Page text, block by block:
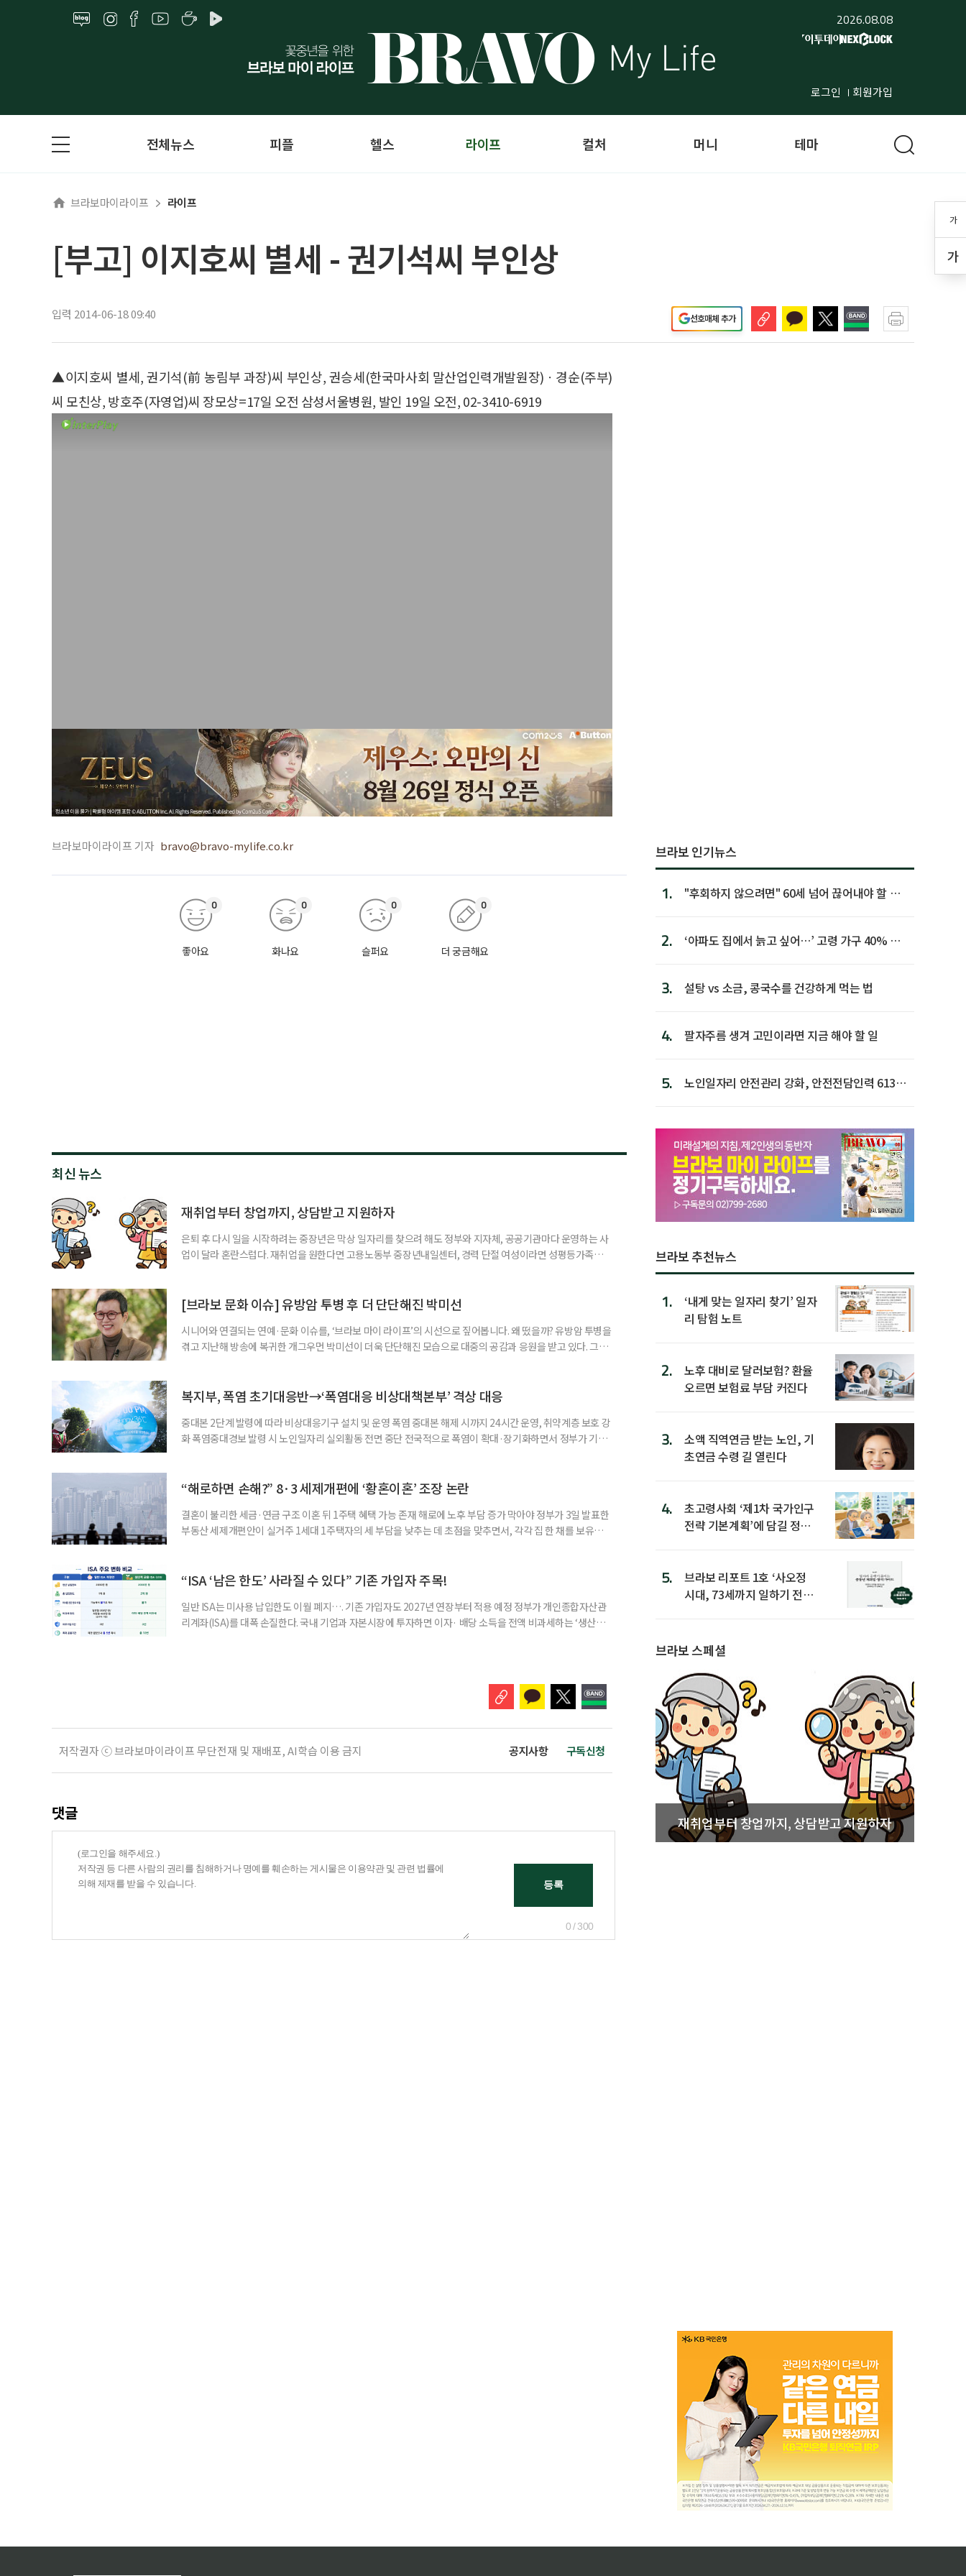
2026.08.08
로그인 회원가입
가
가
전체뉴스 피플 헬스 라이프 컬처 머니 테마
브라보마이라이프 라이프
[부고] 이지호씨 별세 - 권기석씨 부인상
입력 2014-06-18 09:40 선호매체 추가
▲이지호씨 별세, 권기석(前 농림부 과장)씨 부인상, 권승세(한국마사회 말산업인력개발원장)ㆍ경순(주부)
씨 모친상, 방호주(자영업)씨 장모상=17일 오전 삼성서울병원, 발인 19일 오전, 02-3410-6919
브라보마이라이프 기자 bravo@bravo-mylife.co.kr
좋아요
0
화나요
0
슬퍼요
0
더 궁금해요
0
최신 뉴스
재취업부터 창업까지, 상담받고 지원하자
은퇴 후 다시 일을 시작하려는 중장년은 막상 일자리를 찾으려 해도 정부와 지자체, 공공기관마다 운영하는 사
업이 달라 혼란스럽다. 재취업을 원한다면 고용노동부 중장년내일센터, 경력 단절 여성이라면 성평등가족부
준비부터 구직 수당까지 고용노동부 국민취업지원제도 구직활동이 쉽지 않은 사람을 위한 제도다. 개인별 취
업 지원 계획을 세
[브라보 문화 이슈] 유방암 투병 후 더 단단해진 박미선
시니어와 연결되는 연예·문화 이슈를, ‘브라보 마이 라이프’의 시선으로 짚어봅니다. 왜 떴을까? 유방암 투병을
겪고 지난해 방송에 복귀한 개그우먼 박미선이 더욱 단단해진 모습으로 대중의 공감과 응원을 받고 있다. 그러
까. 오랜 방송 생활 뒤 전해진 투병 소식 박미선은 재치 있는 말솜씨와 공감 능력으로
복지부, 폭염 초기대응반→‘폭염대응 비상대책본부’ 격상 대응
중대본 2단계 발령에 따라 비상대응기구 설치 및 운영 폭염 중대본 해제 시까지 24시간 운영, 취약계층 보호 강
화 폭염중대경보 발령 시 노인일자리 실외활동 전면 중단 전국적으로 폭염이 확대·장기화하면서 정부가 기존
책본부(중대본) 2단계(심각)가 발령된 이후에도 폭염이 전국적으로 확대되고 장기화한 데 따른 것이다. 기존에
“해로하면 손해?” 8·3 세제개편에 ‘황혼이혼’ 조장 논란
결혼이 불리한 세금·연금 구조 이혼 뒤 1주택 혜택 가능 존재 해로에 노후 부담 증가 막아야 정부가 3일 발표한
부동산 세제개편안이 실거주 1세대 1주택자의 세 부담을 낮추는 데 초점을 맞추면서, 각각 집 한 채를 보유한
부가 각자 집 한 채씩을 보유하면 한 세대가 두 채를 가진 것으로 보지만, 실제 이혼해 주거와 생계를 분
“ISA ‘남은 한도’ 사라질 수 있다” 기존 가입자 주목!
일반 ISA는 미사용 납입한도 이월 폐지…. 기존 가입자도 2027년 연장부터 적용 예정 정부가 개인종합자산관
리계좌(ISA)를 대폭 손질한다. 국내 기업과 자본시장에 투자하면 이자· 배당 소득을 전액 비과세하는 ‘생산적
저작권자 ⓒ 브라보마이라이프 무단전재 및 재배포, AI학습 이용 금지 공지사항 구독신청
댓글
0 / 300
브라보 인기뉴스
1.
"후회하지 않으려면" 60세 넘어 끊어내야 할 사
2.
‘아파도 집에서 늙고 싶어…’ 고령 가구 40% 노
3. 설탕 vs 소금, 콩국수를 건강하게 먹는 법
4. 팔자주름 생겨 고민이라면 지금 해야 할 일
5.
노인일자리 안전관리 강화, 안전전담인력 613명
브라보 추천뉴스
1.
‘내게 맞는 일자리 찾기’ 일자
리 탐험 노트
2.
노후 대비로 달러보험? 환율
오르면 보험료 부담 커진다
3.
소액 직역연금 받는 노인, 기
초연금 수령 길 열린다
4.
초고령사회 ‘제1차 국가인구
전략 기본계획’에 담길 정책
5.
브라보 리포트 1호 ‘사오정
시대, 73세까지 일하기 전략’
브라보 스페셜
재취업부터 창업까지, 상담받고 지원하자